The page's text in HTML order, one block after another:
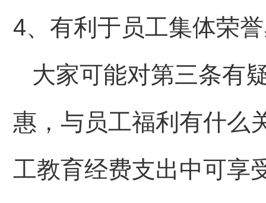
4、有利于员工集体荣
大家可能对第三条有
惠，与员工福利有什么
工教育经费支出中可享